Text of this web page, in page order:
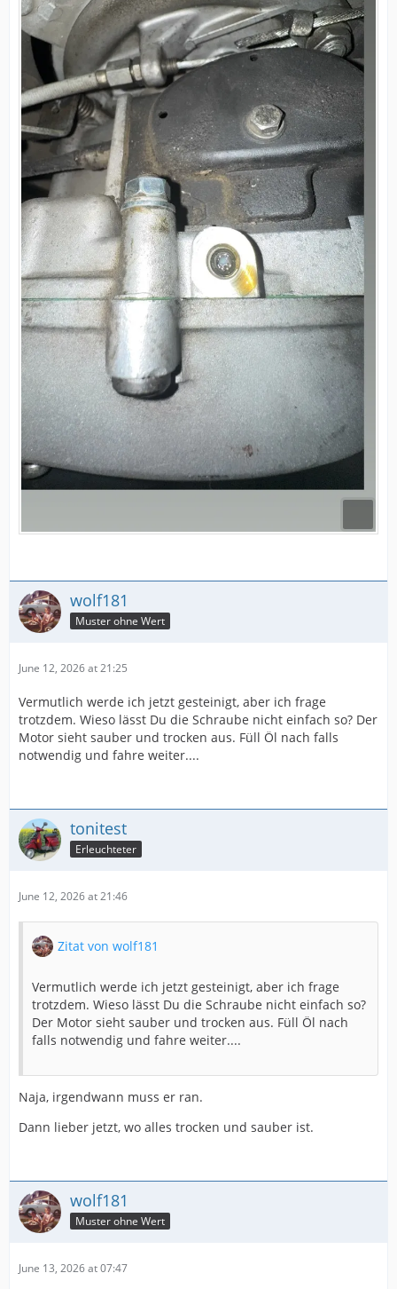
wolf181
Muster ohne Wert
June 12, 2026 at 21:25
Vermutlich werde ich jetzt gesteinigt, aber ich frage
trotzdem. Wieso lässt Du die Schraube nicht einfach so? Der
Motor sieht sauber und trocken aus. Füll Öl nach falls
notwendig und fahre weiter....
tonitest
Erleuchteter
June 12, 2026 at 21:46
Zitat von wolf181
Vermutlich werde ich jetzt gesteinigt, aber ich frage
trotzdem. Wieso lässt Du die Schraube nicht einfach so?
Der Motor sieht sauber und trocken aus. Füll Öl nach
falls notwendig und fahre weiter....
Naja, irgendwann muss er ran.
Dann lieber jetzt, wo alles trocken und sauber ist.
wolf181
Muster ohne Wert
June 13, 2026 at 07:47